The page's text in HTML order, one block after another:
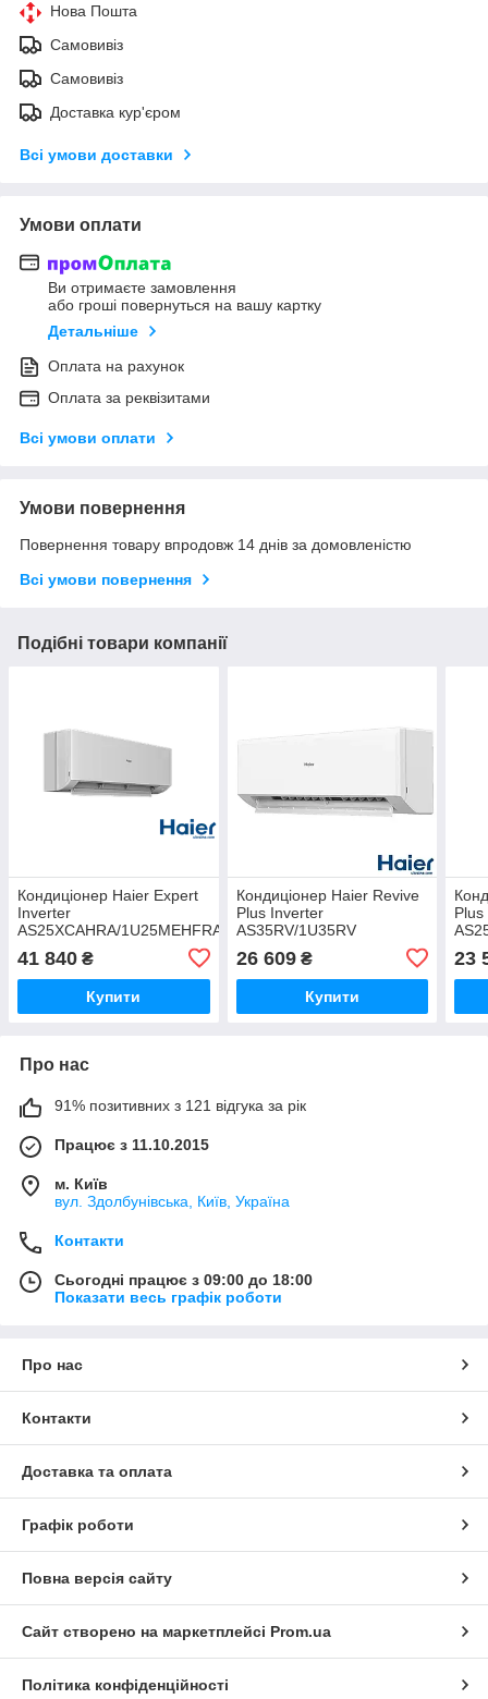
Нова Пошта
Самовивіз
Самовивіз
Доставка кур'єром
Всі умови доставки
Умови оплати
Ви отримаєте замовлення
або гроші повернуться на вашу картку
Детальніше
Оплата на рахунок
Оплата за реквізитами
Всі умови оплати
Умови повернення
Повернення товару впродовж 14 днів за домовленістю
Всі умови повернення
Подібні товари компанії
Кондиціонер Haier Expert
Inverter
AS25XCAHRA/1U25MEHFRA-
41 840 ₴
Купити
Кондиціонер Haier Revive
Plus Inverter
AS35RV/1U35RV
26 609₴
Купити
23
Про нас
91% позитивних з 121 відгука за рік
Працює з 11.10.2015
м. Київ
вул. Здолбунівська, Київ, Україна
Контакти
Сьогодні працює з 09:00 до 18:00
Показати весь графік роботи
Про нас
Контакти
Доставка та оплата
Графік роботи
Повна версія сайту
Сайт створено на маркетплейсі Prom.ua
Політика конфіденційності